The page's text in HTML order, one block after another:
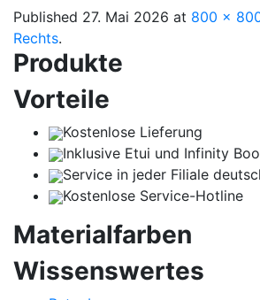
Published 27. Mai 2026 at 800 ×
Rechts.
Produkte
Vorteile
Kostenlose Lieferung
Inklusive Etui und Infinity
Service in jeder Filiale
Kostenlose Service-Hotline
Materialfarben
Wissenswertes